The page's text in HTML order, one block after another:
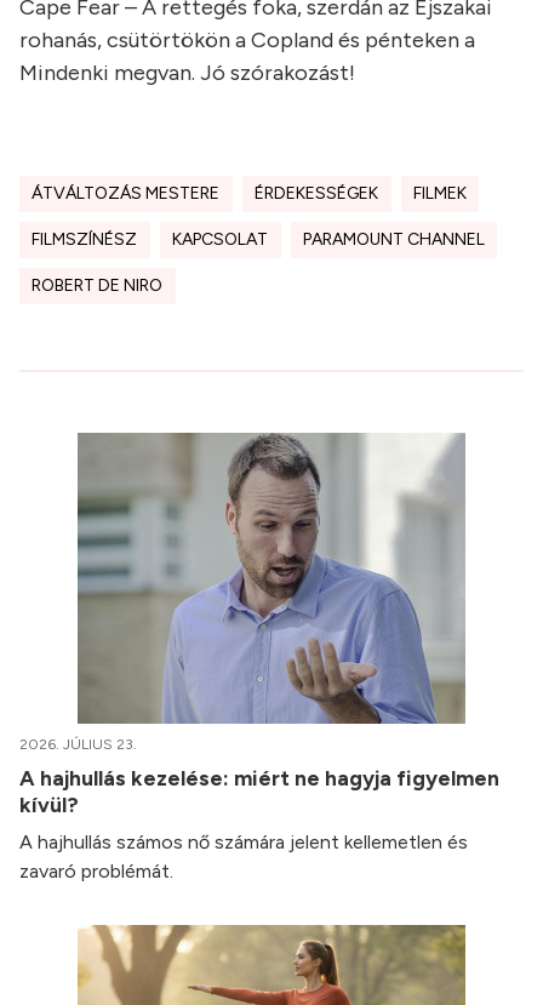
Cape Fear – A rettegés foka, szerdán az Éjszakai
rohanás, csütörtökön a Copland és pénteken a
Mindenki megvan. Jó szórakozást!
ÁTVÁLTOZÁS MESTERE ÉRDEKESSÉGEK FILMEK
FILMSZÍNÉSZ KAPCSOLAT PARAMOUNT CHANNEL
ROBERT DE NIRO
2026. JÚLIUS 23.
A hajhullás kezelése: miért ne hagyja figyelmen
kívül?
A hajhullás számos nő számára jelent kellemetlen és
zavaró problémát.